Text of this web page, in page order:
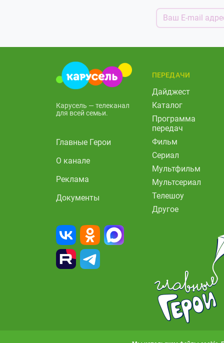
Карусель — телеканал
для всей семьи.
Главные Герои
О канале
Реклама
Документы
ПЕРЕДАЧИ
Дайджест
Каталог
Программа
передач
Фильм
Сериал
Мультфильм
Мультсериал
Телешоу
Другое